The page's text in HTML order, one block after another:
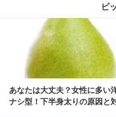
ピ
あなたは大丈夫？女性に多い
ナシ型！下半身太りの原因と